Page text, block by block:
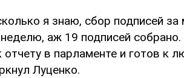
я знаю, сбор подписей
аж 19 подписей собрано.
отчету в парламенте и готов к
Луценко.